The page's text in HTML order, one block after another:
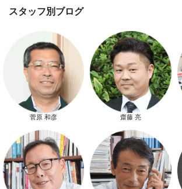
スマートハ
新春特別キ
菅原 和彦 齋藤 亮